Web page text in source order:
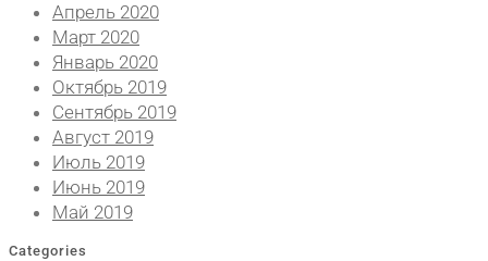
Апрель 2020
Март 2020
Январь 2020
Октябрь 2019
Сентябрь 2019
Август 2019
Июль 2019
Июнь 2019
Май 2019
Categories